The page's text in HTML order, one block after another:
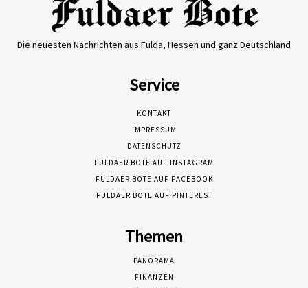
Die neuesten Nachrichten aus Fulda, Hessen und ganz Deutschland
Service
KONTAKT
IMPRESSUM
DATENSCHUTZ
FULDAER BOTE AUF INSTAGRAM
FULDAER BOTE AUF FACEBOOK
FULDAER BOTE AUF PINTEREST
Themen
PANORAMA
FINANZEN